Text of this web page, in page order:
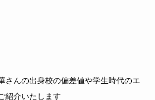
さんの出身校の偏差値や学生時代のエ
紹介いたします